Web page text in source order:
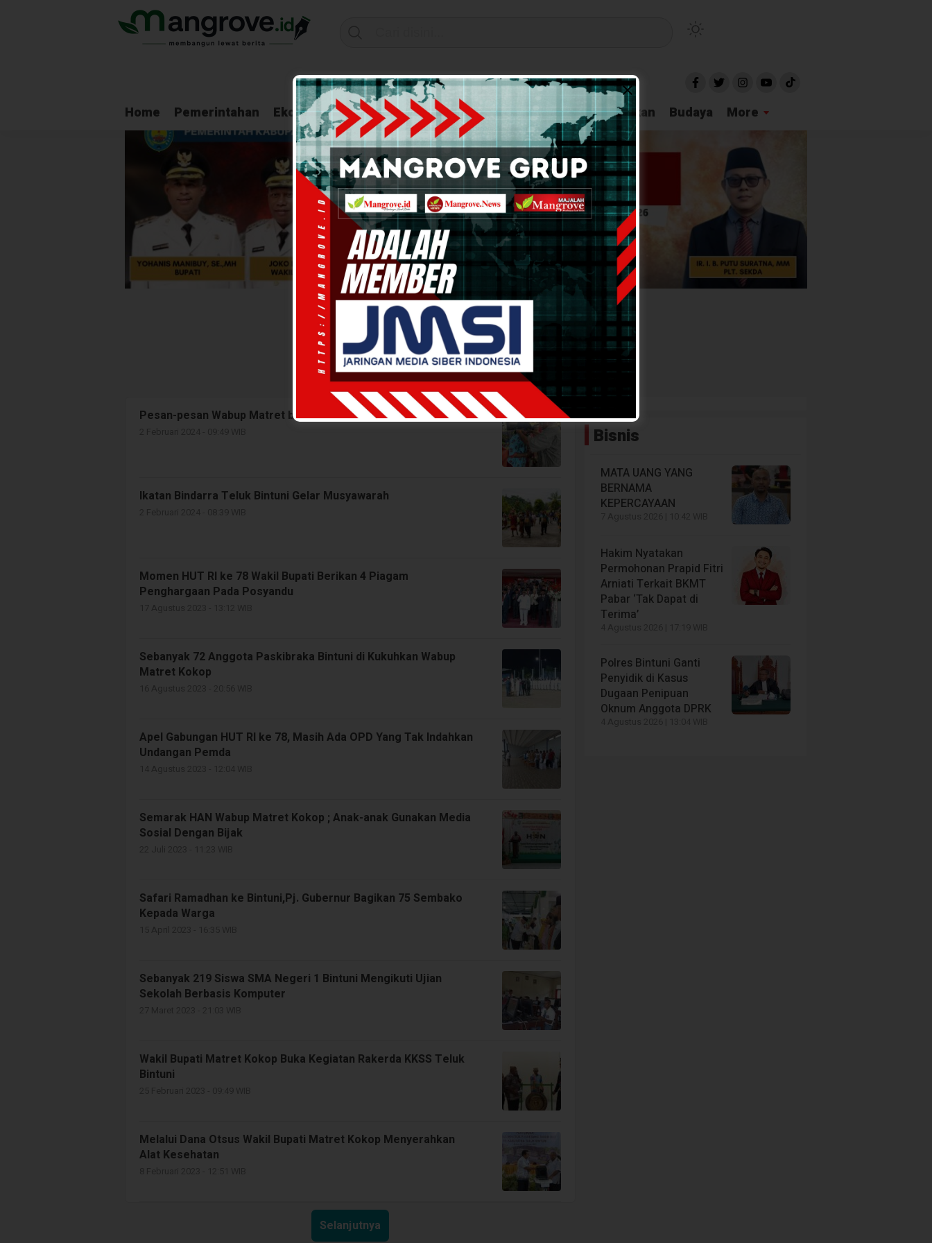
Home Pemerintahan Ekonomi & Bisnis Info Tanah Papua Kesehatan Pendidikan Budaya More
Support by
Wakil Bupati Teluk Bintuni
Pesan-pesan Wabup Matret bagi Warga Byak di Teluk Bintuni
Ikatan Bindarra Teluk Bintuni Gelar Musyawarah
Momen HUT RI ke 78 Wakil Bupati Berikan 4 Piagam
Penghargaan Pada Posyandu
Sebanyak 72 Anggota Paskibraka Bintuni di Kukuhkan Wabup
Matret Kokop
Apel Gabungan HUT RI ke 78, Masih Ada OPD Yang Tak Indahkan
Undangan Pemda
Semarak HAN Wabup Matret Kokop ; Anak-anak Gunakan Media
Sosial Dengan Bijak
Safari Ramadhan ke Bintuni,Pj. Gubernur Bagikan 75 Sembako
Kepada Warga
Sebanyak 219 Siswa SMA Negeri 1 Bintuni Mengikuti Ujian
Sekolah Berbasis Komputer
Wakil Bupati Matret Kokop Buka Kegiatan Rakerda KKSS Teluk
Bintuni
Melalui Dana Otsus Wakil Bupati Matret Kokop Menyerahkan
Alat Kesehatan
Selanjutnya
Bisnis
MATA UANG YANG
BERNAMA
KEPERCAYAAN
Hakim Nyatakan
Permohonan Prapid Fitri
Arniati Terkait BKMT
Pabar ‘Tak Dapat di
Terima’
Polres Bintuni Ganti
Penyidik di Kasus
Dugaan Penipuan
Oknum Anggota DPRK